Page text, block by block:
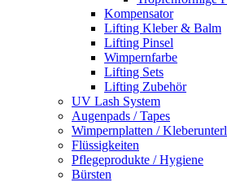
Kompensator
Lifting Kleber & Balm
Lifting Pinsel
Wimpernfarbe
Lifting Sets
Lifting Zubehör
UV Lash System
Augenpads / Tapes
Wimpernplatten /
Flüssigkeiten
Pflegeprodukte / Hygiene
Bürsten